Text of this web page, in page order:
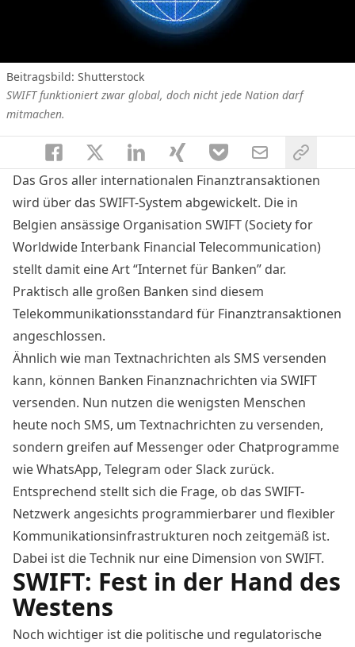
Beitragsbild: Shutterstock
SWIFT funktioniert zwar global, doch nicht jede Nation darf
mitmachen.
Das Gros aller internationalen Finanztransaktionen
wird über das SWIFT-System abgewickelt. Die in
Belgien ansässige Organisation SWIFT (Society for
Worldwide Interbank Financial Telecommunication)
stellt damit eine Art “Internet für Banken” dar.
Praktisch alle großen Banken sind diesem
Telekommunikationsstandard für Finanztransaktionen
angeschlossen.
Ähnlich wie man Textnachrichten als SMS versenden
kann, können Banken Finanznachrichten via SWIFT
versenden. Nun nutzen die wenigsten Menschen
heute noch SMS, um Textnachrichten zu versenden,
sondern greifen auf Messenger oder Chatprogramme
wie WhatsApp, Telegram oder Slack zurück.
Entsprechend stellt sich die Frage, ob das SWIFT-
Netzwerk angesichts programmierbarer und flexibler
Kommunikationsinfrastrukturen noch zeitgemäß ist.
Dabei ist die Technik nur eine Dimension von SWIFT.
SWIFT: Fest in der Hand des
Westens
Noch wichtiger ist die politische und regulatorische